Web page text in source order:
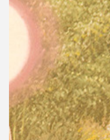
สต์
ของ
คุณ